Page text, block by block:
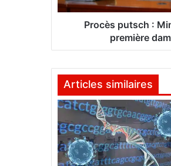
t
h
M
n
a
t
a
G
Procès putsch :
première
Articles similaires